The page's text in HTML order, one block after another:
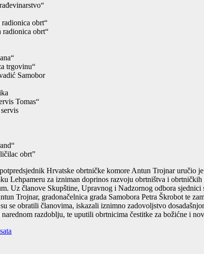
obrt“
radionica obrt“
trgovinu“
Samobor
Tomas“
obrt”
Hrvatske obrtničke komore Antun Trojnar uručio
Lehpameru za izniman doprinos razvoju obrtništva i obrtničkih
Uz članove Skupštine, Upravnog i Nadzornog odbora sjednici
Trojnar, gradonačelnica grada Samobora Petra Škrobot te
se obratili članovima, iskazali iznimno zadovoljstvo
razdoblju, te uputili obrtnicima čestitke za božićne i